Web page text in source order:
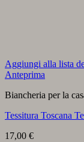
Aggiungi alla lista
Anteprima
Biancheria per la
Tessitura Toscana
17,00 €